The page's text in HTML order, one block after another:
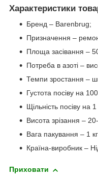
Характеристики
Бренд – Barenbrug;
Призначення –
Площа засівання –
Потреба в азоті –
Темпи зростання –
Густота посіву на
Щільність посіву на
Висота зрізання –
Вага пакування – 1
Країна-виробник –
Приховати